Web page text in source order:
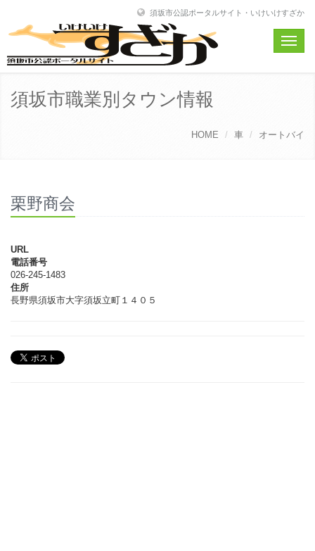
須坂市公認ポータルサイト・いけいけすざか
Toggle
須坂市職業別タウン情報
HOME 車 オートバイ
栗野商会
URL
電話番号
026-245-1483
住所
長野県須坂市大字須坂立町１４０５